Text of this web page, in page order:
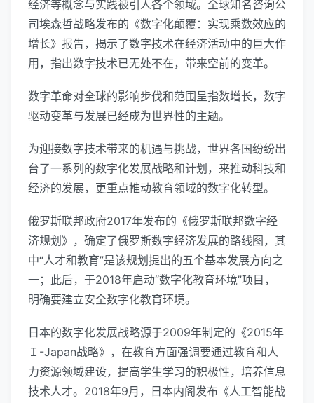
经济等概念与实践被引人各个领域。全球知名咨询公
司埃森哲战略发布的《数字化颠覆：实现乘数效应的
增长》报告，揭示了数字技术在经济活动中的巨大作
用，指出数字技术已无处不在，带来空前的变革。
数字革命对全球的影响步伐和范围呈指数增长，数字
驱动变革与发展已经成为世界性的主题。
为迎接数字技术带来的机遇与挑战，世界各国纷纷出
台了一系列的数字化发展战略和计划，来推动科技和
经济的发展，更重点推动教育领域的数字化转型。
俄罗斯联邦政府2017年发布的《俄罗斯联邦数字经
济规划》，确定了俄罗斯数字经济发展的路线图，其
中“人才和教育”是该规划提出的五个基本发展方向之
一；此后，于2018年启动“数字化教育环境”项目，
明确要建立安全数字化教育环境。
日本的数字化发展战略源于2009年制定的《2015年
Ｉ-Japan战略》，在教育方面强调要通过教育和人
力资源领域建设，提高学生学习的积极性，培养信息
技术人才。2018年9月，日本内阁发布《人工智能战